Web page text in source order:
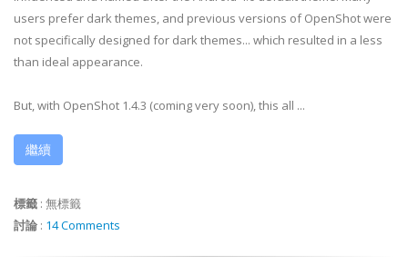
users prefer dark themes, and previous versions of OpenShot were
not specifically designed for dark themes... which resulted in a less
than ideal appearance.
But, with OpenShot 1.4.3 (coming very soon), this all ...
繼續
標籤 : 無標籤
討論 : 14 Comments